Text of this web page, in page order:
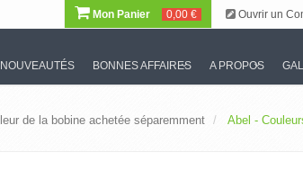
Mon Panier 0,00 € Ouvrir un
NOUVEAUTÉS BONNES AFFAIRES A PROPOS
de la bobine achetée séparemment Abel -